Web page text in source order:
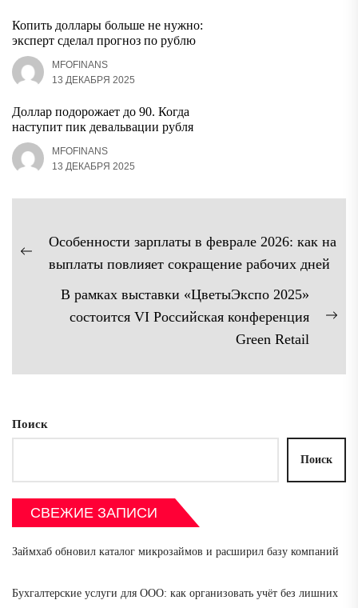
Копить доллары больше не нужно:
эксперт сделал прогноз по рублю
MFOFINANS
13 ДЕКАБРЯ 2025
Доллар подорожает до 90. Когда
наступит пик девальвации рубля
MFOFINANS
13 ДЕКАБРЯ 2025
Навигация
по
записям
Предыдущая
Особенности зарплаты в феврале 2026: как на
выплаты повлияет сокращение рабочих дней
В рамках выставки «ЦветыЭкспо 2025»
состоится VI Российская конференция
Green Retail
Поиск
Поиск
СВЕЖИЕ ЗАПИСИ
Займхаб обновил каталог микрозаймов и расширил базу компаний
Бухгалтерские услуги для ООО: как организовать учёт без лишних